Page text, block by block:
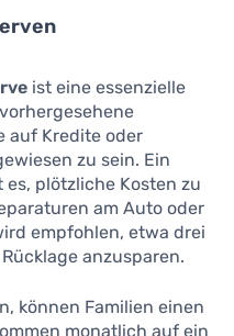
ist eine essenzielle
auf Kredite oder
zu sein. Ein
plötzliche Kosten zu
am Auto oder
empfohlen, etwa drei
anzusparen.
können Familien einen
monatlich auf ein